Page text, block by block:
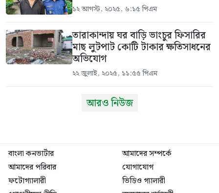
১২ আগস্ট, ২০২৫, ৬:১৫ পিএম
তারাকান্দায় ঘর বাড়ি ভাংচুর ফিসারির
মাছ লুটপাট কোটি টাকার ক্ষতিসাধনের
অভিযোগ
২২ জুলাই, ২০২৫, ১১:৫৫ পিএম
আরও নিউজ
বাংলা কনভার্টার
আমাদের সম্পর্কে
আমাদের পরিবার
যোগাযোগ
ফটোগ্যালারী
ভিডিও গ্যালারী